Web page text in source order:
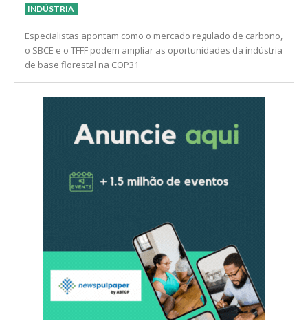
INDÚSTRIA
Especialistas apontam como o mercado regulado de carbono,
o SBCE e o TFFF podem ampliar as oportunidades da indústria
de base florestal na COP31